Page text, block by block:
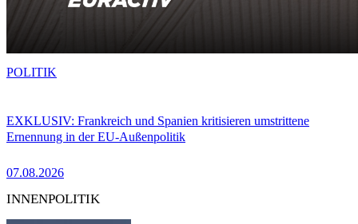
EXKLUSIV: Frankreich und Spanien kritisieren umstrittene
Ernennung in der EU-Außenpolitik
07.08.2026
POLITIK
INNENPOLITIK